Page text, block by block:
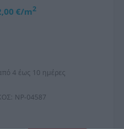
€/m2
4 έως 10 ημέρες
NP-04587